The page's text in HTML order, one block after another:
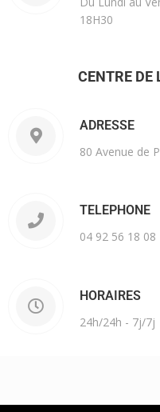
18H30
CENTRE DE
ADRESSE
80 Avenue de
TELEPHONE
04 92 56 18 08
HORAIRES
24h/24h - 7j/7j